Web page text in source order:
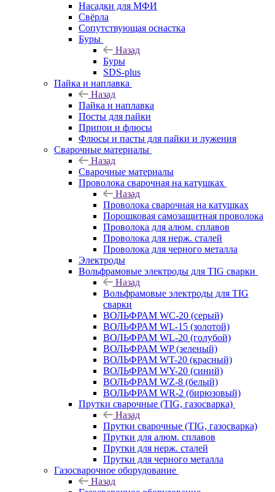
Насадки для МФИ
Свёрла
Сопутствующая оснастка
Буры
Назад
Буры
SDS-plus
Пайка и наплавка
Назад
Пайка и наплавка
Посты для пайки
Припои и флюсы
Флюсы и пасты для пайки и лужения
Сварочные материалы
Назад
Сварочные материалы
Проволока сварочная на катушках
Назад
Проволока сварочная на катушках
Порошковая самозащитная проволока
Проволока для алюм. сплавов
Проволока для нерж. сталей
Проволока для черного металла
Электроды
Вольфрамовые электроды для TIG сварки
Назад
Вольфрамовые электроды для TIG
сварки
ВОЛЬФРАМ WC-20 (серый)
ВОЛЬФРАМ WL-15 (золотой)
ВОЛЬФРАМ WL-20 (голубой)
ВОЛЬФРАМ WP (зеленый)
ВОЛЬФРАМ WT-20 (красный)
ВОЛЬФРАМ WY-20 (синий)
ВОЛЬФРАМ WZ-8 (белый)
ВОЛЬФРАМ WR-2 (бирюзовый)
Прутки сварочные (TIG, газосварка)
Назад
Прутки сварочные (TIG, газосварка)
Прутки для алюм. сплавов
Прутки для нерж. сталей
Прутки для черного металла
Газосварочное оборудование
Назад